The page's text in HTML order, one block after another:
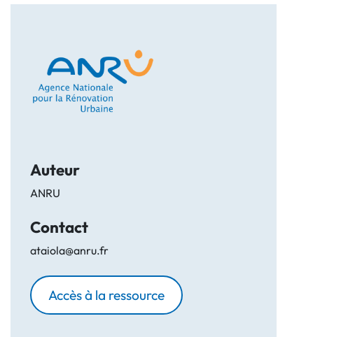
Auteur
ANRU
Contact
ataiola@anru.fr
Accès à la ressource